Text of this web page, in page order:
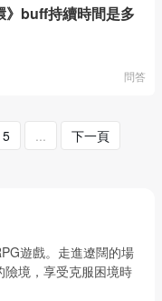
》buff持續時間是多
問答
5 ... 下一頁
遊戲。走進遼闊的場
境，享受克服困境時